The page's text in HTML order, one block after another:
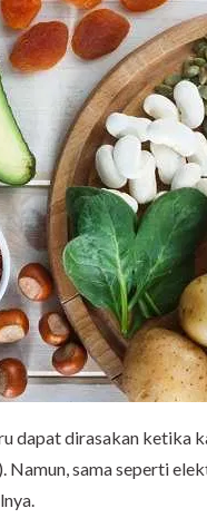
dapat dirasakan ketika
Namun, sama seperti